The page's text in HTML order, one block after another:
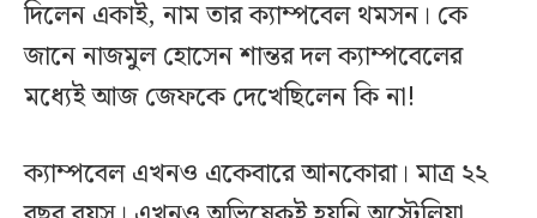
দিলেন একাই, নাম তার ক্যাম্পবেল থমসন। কে
জানে নাজমুল হোসেন শান্তর দল ক্যাম্পবেলের
মধ্যেই আজ জেফকে দেখেছিলেন কি না!
ক্যাম্পবেল এখনও একেবারে আনকোরা। মাত্র ২২